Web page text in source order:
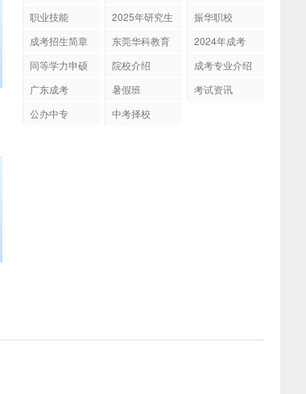
职业技能
2025年研究生
振华职校
成考招生简章
东莞华科教育
2024年成考
同等学力申硕
院校介绍
成考专业介绍
广东成考
暑假班
考试资讯
公办中专
中考择校